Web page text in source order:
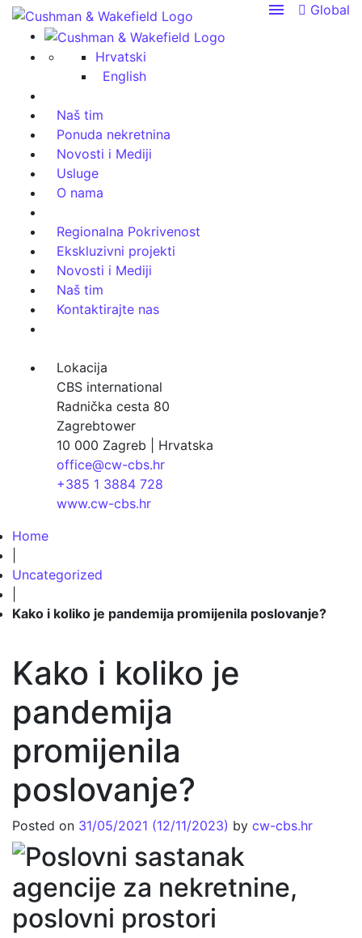
menu Global
Hrvatski
English
Naš tim
Ponuda nekretnina
Novosti i Mediji
Usluge
O nama
Regionalna Pokrivenost
Ekskluzivni projekti
Novosti i Mediji
Naš tim
Kontaktirajte nas
Lokacija
CBS international
Radnička cesta 80
Zagrebtower
10 000 Zagreb | Hrvatska
office@cw-cbs.hr
+385 1 3884 728
www.cw-cbs.hr
Home
Uncategorized
Kako i koliko je pandemija promijenila poslovanje?
Kako i koliko je
pandemija
promijenila
poslovanje?
Posted on 31/05/2021 (12/11/2023) by cw-cbs.hr